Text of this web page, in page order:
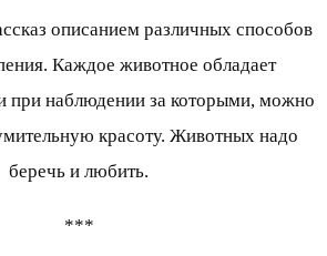
описанием различных способов
Каждое животное обладает
при наблюдении за которыми, можно
красоту. Животных надо
беречь и любить.
***